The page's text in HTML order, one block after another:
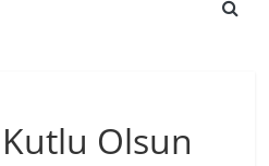
Kutlu Olsun